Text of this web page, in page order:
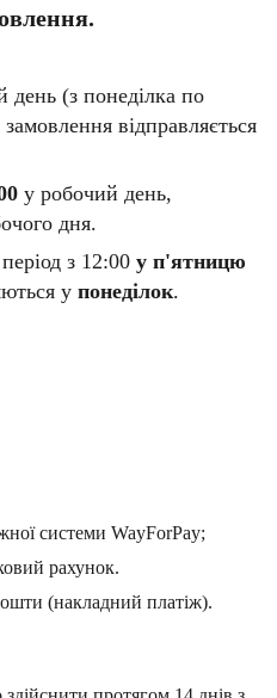
день (з понеділка по
замовлення відправляється
у робочий день,
дня.
з 12:00 у п'ятницю
у понеділок.
системи WayForPay;
рахунок.
(накладний платіж).